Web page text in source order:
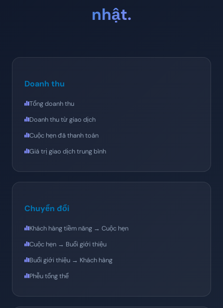
nhật.
Doanh thu
Tổng doanh thu
Doanh thu từ giao dịch
Cuộc hẹn đã thanh toán
Giá trị giao dịch trung bình
Chuyển đổi
Khách hàng tiềm năng → Cuộc hẹn
Cuộc hẹn → Buổi giới thiệu
Buổi giới thiệu → Khách hàng
Phễu tổng thể